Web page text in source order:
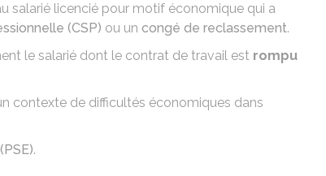
salarié licencié pour motif économique qui a
(CSP) ou un congé de reclassement.
le salarié dont le contrat de travail est rompu
contexte de difficultés économiques dans
.